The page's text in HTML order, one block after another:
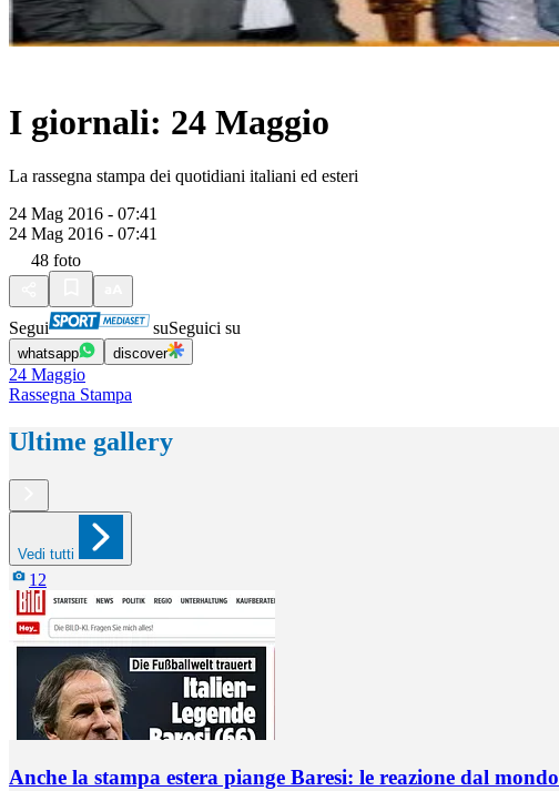
I giornali: 24 Maggio
La rassegna stampa dei quotidiani italiani ed esteri
24 Mag 2016 - 07:41
24 Mag 2016 - 07:41
48 foto
Segui suSeguici su
whatsapp discover
24 Maggio
Rassegna Stampa
Ultime gallery
Vedi tutti
12
Anche la stampa estera piange Baresi: le reazione dal mondo